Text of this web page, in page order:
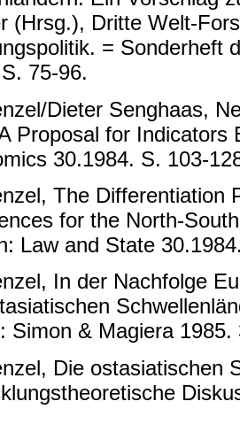
(Hrsg.), Dritte Welt-
= Sonderheft
75-96.
Dieter Senghaas,
Proposal for
30.1984. S. 103-
The Differentiation
for the North-
Law and State
In der Nachfolge
Simon & Magiera 1985.
Die ostasiatischen